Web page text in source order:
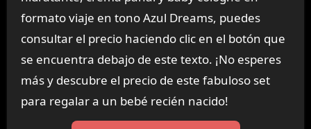
formato viaje en tono Azul Dreams, puedes
consultar el precio haciendo clic en el botón que
se encuentra debajo de este texto. ¡No esperes
más y descubre el precio de este fabuloso set
para regalar a un bebé recién nacido!